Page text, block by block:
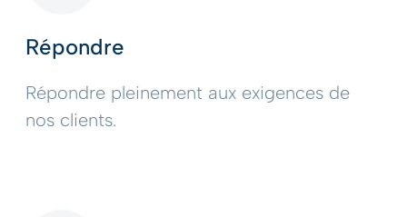
Répondre
Répondre pleinement aux exigences de
nos clients.